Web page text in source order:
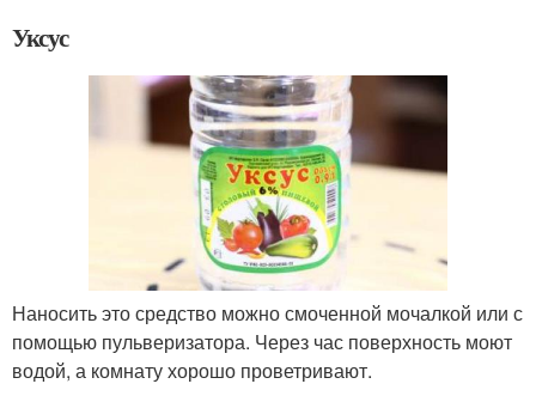
Уксус
Наносить это средство можно смоченной мочалкой или с
помощью пульверизатора. Через час поверхность моют
водой, а комнату хорошо проветривают.